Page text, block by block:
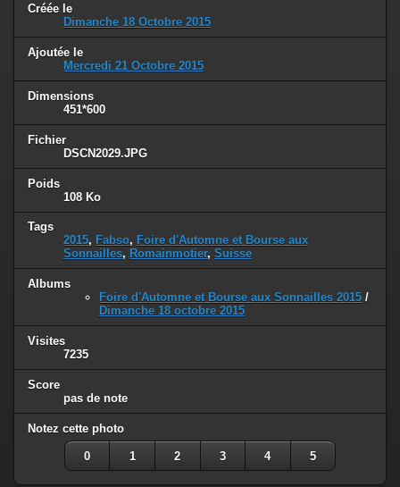
Créée le
Dimanche 18 Octobre 2015
Ajoutée le
Mercredi 21 Octobre 2015
Dimensions
451*600
Fichier
DSCN2029.JPG
Poids
108 Ko
Tags
2015, Fabso, Foire d'Automne et Bourse aux
Sonnailles, Romainmotier, Suisse
Albums
Foire d'Automne et Bourse aux Sonnailles 2015 /
Dimanche 18 octobre 2015
Visites
7235
Score
pas de note
Notez cette photo
0 1 2 3 4 5